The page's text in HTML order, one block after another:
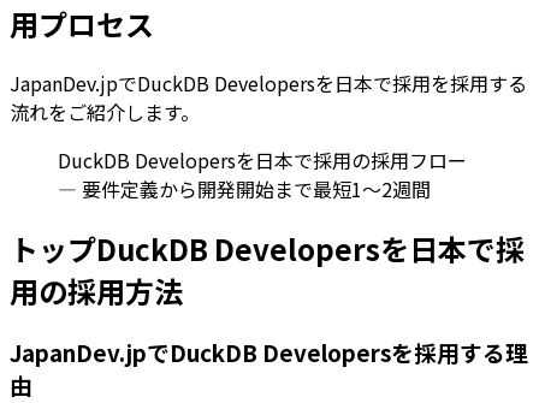
用プロセス
JapanDev.jpでDuckDB Developersを日本で採用を採用する
流れをご紹介します。
DuckDB Developersを日本で採用の採用フロー
— 要件定義から開発開始まで最短1〜2週間
トップDuckDB Developersを日本で採
用の採用方法
JapanDev.jpでDuckDB Developersを採用する理
由